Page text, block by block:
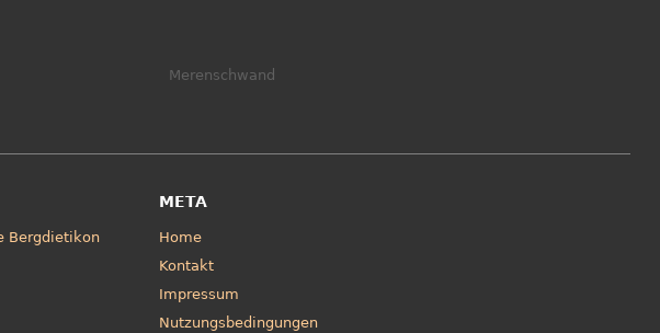
Merenschwand
Bergdietikon
META
Home
Kontakt
Impressum
Nutzungsbedingungen